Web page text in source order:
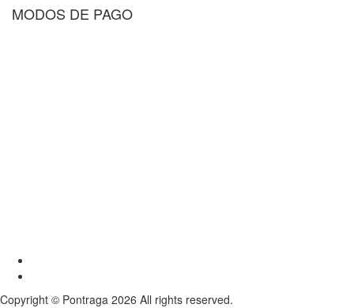
MODOS DE PAGO
Copyright © Pontraga 2026 All rights reserved.